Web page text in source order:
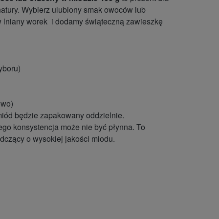
Wybierz ulubiony smak owoców lub
worek i dodamy świąteczną zawieszkę
będzie zapakowany oddzielnie.
konsystencja może nie być płynna. To
o wysokiej jakości miodu.